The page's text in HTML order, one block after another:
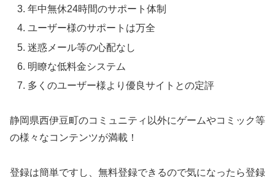
年中無休24時間のサポート体制
ユーザー様のサポートは万全
迷惑メール等の心配なし
明瞭な低料金システム
多くのユーザー様より優良サイトとの定評
静岡県西伊豆町のコミュニティ以外にゲームやコミック等
の様々なコンテンツが満載！
登録は簡単ですし、無料登録できるので気になったら登録